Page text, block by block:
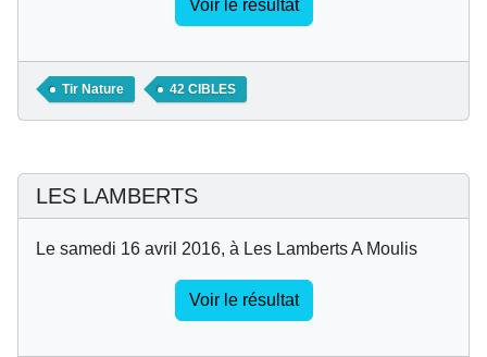
Voir le résultat
Tir Nature 42 CIBLES
LES LAMBERTS
Le samedi 16 avril 2016, à Les Lamberts A Moulis
Voir le résultat